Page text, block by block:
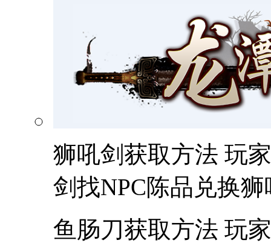
狮吼剑获取方法 玩
剑找NPC陈品兑换狮
鱼肠刀获取方法 玩